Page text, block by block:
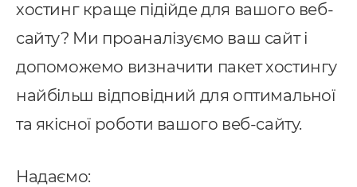
хостинг краще підійде для вашого веб-
сайту? Ми проаналізуємо ваш сайт і
допоможемо визначити пакет хостингу
найбільш відповідний для оптимальної
та якісної роботи вашого веб-сайту.
Надаємо: